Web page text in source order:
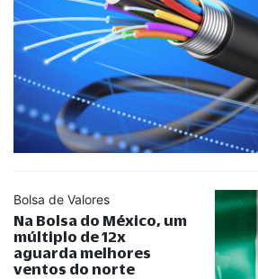
Bolsa de Valores
Na Bolsa do México, um
múltiplo de 12x
aguarda melhores
ventos do norte